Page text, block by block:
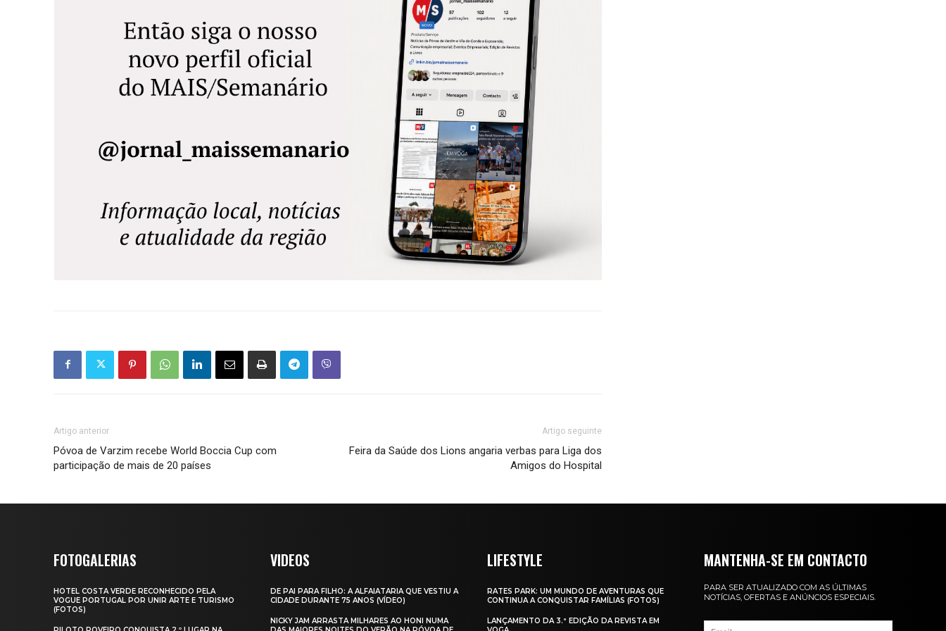
Artigo anterior
Póvoa de Varzim recebe World Boccia Cup com
participação de mais de 20 países
Artigo seguinte
Feira da Saúde dos Lions angaria verbas para Liga dos
Amigos do Hospital
FOTOGALERIAS
HOTEL COSTA VERDE RECONHECIDO PELA
VOGUE PORTUGAL POR UNIR ARTE E TURISMO
(FOTOS)
VIDEOS
DE PAI PARA FILHO: A ALFAIATARIA QUE VESTIU A
CIDADE DURANTE 75 ANOS (VÍDEO)
NICKY JAM ARRASTA MILHARES AO HONI NUMA
LIFESTYLE
RATES PARK: UM MUNDO DE AVENTURAS QUE
CONTINUA A CONQUISTAR FAMÍLIAS (FOTOS)
LANÇAMENTO DA 3.ª EDIÇÃO DA REVISTA EM
MANTENHA-SE EM CONTACTO
PARA SER ATUALIZADO COM AS ÚLTIMAS
NOTÍCIAS, OFERTAS E ANÚNCIOS ESPECIAIS.